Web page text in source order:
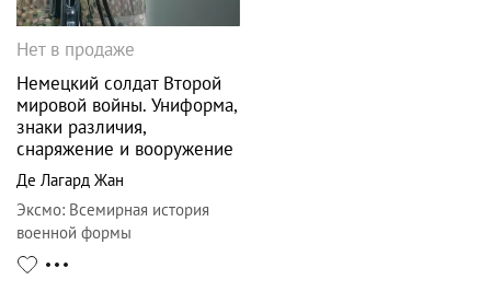
Нет в продаже
Немецкий солдат Второй
мировой войны. Униформа,
знаки различия,
снаряжение и вооружение
Де Лагард Жан
Эксмо: Всемирная история
военной формы